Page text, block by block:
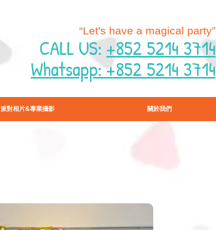
“Let's have a magical party”
CALL US:+852 5214 3714
Whatsapp: +852 5214 3714
派對相片&專業攝影 關於我們